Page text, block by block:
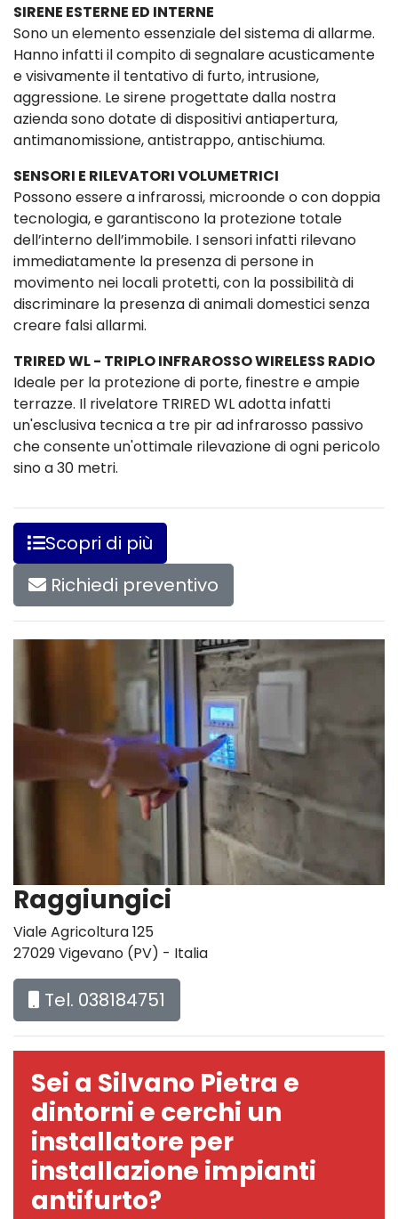
SIRENE ESTERNE ED INTERNE
Sono un elemento essenziale del sistema di allarme.
Hanno infatti il compito di segnalare acusticamente
e visivamente il tentativo di furto, intrusione,
aggressione. Le sirene progettate dalla nostra
azienda sono dotate di dispositivi antiapertura,
antimanomissione, antistrappo, antischiuma.
SENSORI E RILEVATORI VOLUMETRICI
Possono essere a infrarossi, microonde o con doppia
tecnologia, e garantiscono la protezione totale
dell’interno dell’immobile. I sensori infatti rilevano
immediatamente la presenza di persone in
movimento nei locali protetti, con la possibilità di
discriminare la presenza di animali domestici senza
creare falsi allarmi.
TRIRED WL - TRIPLO INFRAROSSO WIRELESS RADIO
Ideale per la protezione di porte, finestre e ampie
terrazze. Il rivelatore TRIRED WL adotta infatti
un'esclusiva tecnica a tre pir ad infrarosso passivo
che consente un'ottimale rilevazione di ogni pericolo
sino a 30 metri.
Scopri di più
Richiedi preventivo
Raggiungici
Viale Agricoltura 125
27029 Vigevano (PV) - Italia
Tel. 038184751
Sei a Silvano Pietra e
dintorni e cerchi un
installatore per
installazione impianti
antifurto?